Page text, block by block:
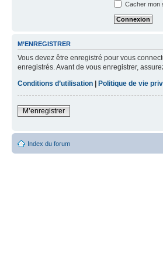
Cacher mon
M’ENREGISTRER
Vous devez être enregistré pour vous
enregistrés. Avant de vous enregistrer,
Conditions d’utilisation | Politique de vie
M’enregistrer
Index du forum